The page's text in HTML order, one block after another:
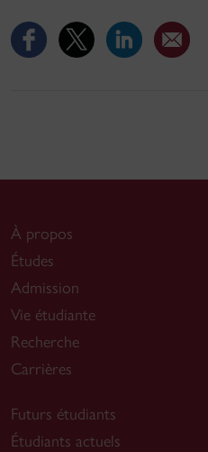
À propos
Études
Admission
Vie étudiante
Recherche
Carrières
Futurs étudiants
Étudiants actuels